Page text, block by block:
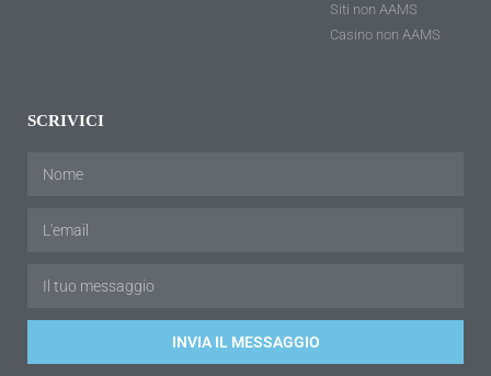
Siti non AAMS
Casino non AAMS
SCRIVICI
INVIA IL MESSAGGIO